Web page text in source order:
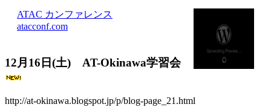
ATAC カンファレンス
atacconf.com
12月16日(土) AT-Okinawa学習会
http://at-okinawa.blogspot.jp/p/blog-page_21.html